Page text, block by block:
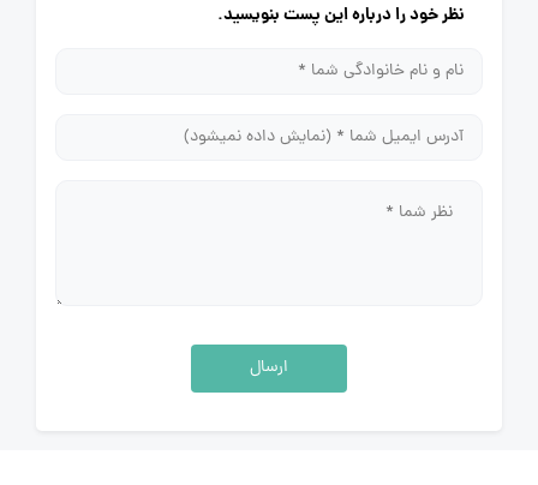
نظر خود را درباره این پست بنویسید.
ارسال